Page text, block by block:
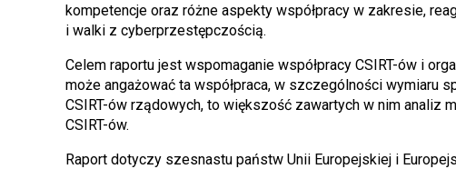
kompetencje oraz różne aspekty współpracy w zakresie,
i walki z cyberprzestępczością.
Celem raportu jest wspomaganie współpracy CSIRT-ów i
może angażować ta współpraca, w szczególności wymiaru
CSIRT-ów rządowych, to większość zawartych w nim analiz
CSIRT-ów.
Raport dotyczy szesnastu państw Unii Europejskiej i